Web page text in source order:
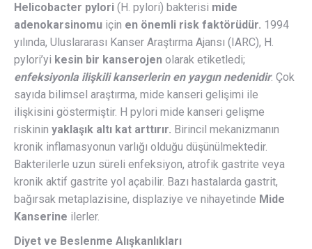
Helicobacter pylori (H. pylori) bakterisi mide
adenokarsinomu için en önemli risk faktörüdür. 1994
yılında, Uluslararası Kanser Araştırma Ajansı (IARC), H.
pylori’yi kesin bir kanserojen olarak etiketledi;
enfeksiyonla ilişkili kanserlerin en yaygın nedenidir. Çok
sayıda bilimsel araştırma, mide kanseri gelişimi ile
ilişkisini göstermiştir. H pylori mide kanseri gelişme
riskinin yaklaşık altı kat arttırır. Birincil mekanizmanın
kronik inflamasyonun varlığı olduğu düşünülmektedir.
Bakterilerle uzun süreli enfeksiyon, atrofik gastrite veya
kronik aktif gastrite yol açabilir. Bazı hastalarda gastrit,
bağırsak metaplazisine, displaziye ve nihayetinde Mide
Kanserine ilerler.
Diyet ve Beslenme Alışkanlıkları